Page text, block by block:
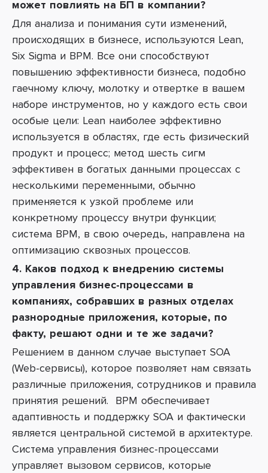
может повлиять на БП в компании?
Для анализа и понимания сути изменений,
происходящих в бизнесе, используются Lean,
Six Sigma и BPM. Все они способствуют
повышению эффективности бизнеса, подобно
гаечному ключу, молотку и отвертке в вашем
наборе инструментов, но у каждого есть свои
особые цели: Lean наиболее эффективно
используется в областях, где есть физический
продукт и процесс; метод шесть сигм
эффективен в богатых данными процессах с
несколькими переменными, обычно
применяется к узкой проблеме или
конкретному процессу внутри функции;
система BPM, в свою очередь, направлена на
оптимизацию сквозных процессов.
4. Каков подход к внедрению системы
управления бизнес-процессами в
компаниях, собравших в разных отделах
разнородные приложения, которые, по
факту, решают одни и те же задачи?
Решением в данном случае выступает SOA
(Web-сервисы), которое позволяет нам связать
различные приложения, сотрудников и правила
принятия решений. BPM обеспечивает
адаптивность и поддержку SOA и фактически
является центральной системой в архитектуре.
Система управления бизнес-процессами
управляет вызовом сервисов, которые